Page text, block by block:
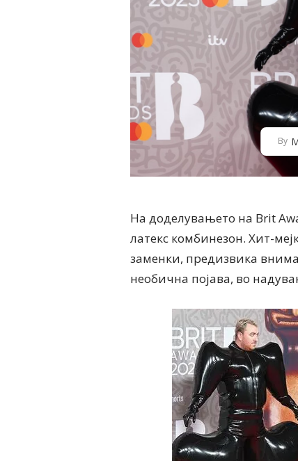
By
На доделувањето на Brit
латекс комбинезон. Хит-
заменки, предизвика
необична појава, во